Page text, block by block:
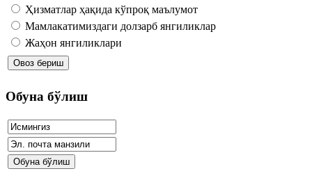
Ҳизматлар ҳақида кўпроқ маълумот
Мамлакатимиздаги долзарб янгиликлар
Жаҳон янгиликлари
Обуна бўлиш